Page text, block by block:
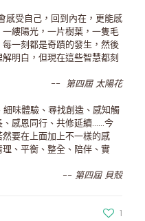
感受自己，回到內在，更能感
縷陽光，一片樹葉，一隻毛
一刻都是奇蹟的發生，然後
明白，但現在這些智慧都刻
-- 第四屆 太陽花
味體驗、尋找創造、感知觸
感恩同行、共修延續……今
要在上面加上不一樣的感
、平衡、整全、陪伴、實
-- 第四屆 貝殼
1